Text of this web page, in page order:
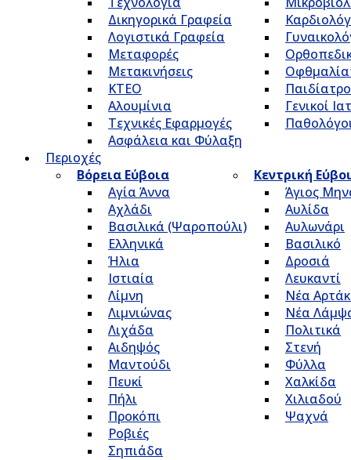
Δικηγορικά Γραφεία
Λογιστικά Γραφεία
Μεταφορές
Μετακινήσεις
ΚΤΕΟ
Αλουμίνια
Τεχνικές Εφαρμογές
Ασφάλεια και Φύλαξη
Γενικοί
Περιοχές
Βόρεια Εύβοια
Αγία Άννα
Αχλάδι
Βασιλικά (Ψαροπούλι)
Ελληνικά
Ήλια
Ιστιαία
Λίμνη
Λιμνιώνας
Λιχάδα
Αιδηψός
Μαντούδι
Πευκί
Πήλι
Προκόπι
Ροβιές
Σηπιάδα
Κεντρική
Άγιος
Αυλίδα
Αυλωνάρι
Βασιλικό
Δροσιά
Λευκαντί
Νέα
Νέα
Πολιτικά
Στενή
Φύλλα
Χαλκίδα
Χιλιαδού
Ψαχνά